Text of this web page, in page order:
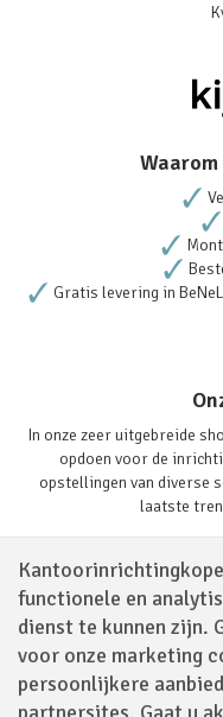
functionele en
dienst te kunnen zijn.
voor onze marketing
persoonlijkere
Gratis levering in
In onze zeer uitgebreide
opdoen voor de
opstellingen van diverse
laatste